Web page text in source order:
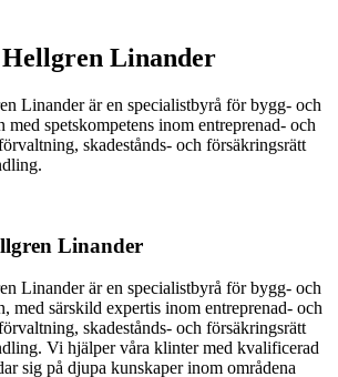
Linander
Linander är en specialistbyrå för bygg- och
med spetskompetens inom entreprenad- och
skadestånds- och försäkringsrätt
Linander
Linander är en specialistbyrå för bygg- och
med särskild expertis inom entreprenad- och
skadestånds- och försäkringsrätt
Vi hjälper våra klinter med kvalificerad
sig på djupa kunskaper inom områdena